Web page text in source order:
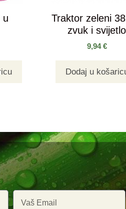
u
Traktor zeleni
zvuk i svijetlo
9,94€
Dodaj u